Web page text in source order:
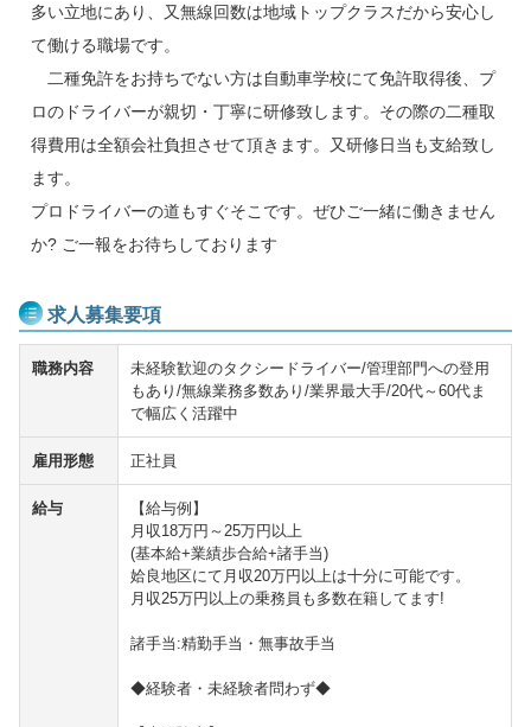
多い立地にあり、又無線回数は地域トップクラスだから安心し
て働ける職場です。
二種免許をお持ちでない方は自動車学校にて免許取得後、プ
ロのドライバーが親切・丁寧に研修致します。その際の二種取
得費用は全額会社負担させて頂きます。又研修日当も支給致し
ます。
プロドライバーの道もすぐそこです。ぜひご一緒に働きません
か? ご一報をお待ちしております
求人募集要項
職務内容
未経験歓迎のタクシードライバー/管理部門への登用
もあり/無線業務多数あり/業界最大手/20代～60代ま
で幅広く活躍中
雇用形態 正社員
給与
【給与例】
月収18万円～25万円以上
(基本給+業績歩合給+諸手当)
姶良地区にて月収20万円以上は十分に可能です。
月収25万円以上の乗務員も多数在籍してます!
諸手当:精勤手当・無事故手当
◆経験者・未経験者問わず◆